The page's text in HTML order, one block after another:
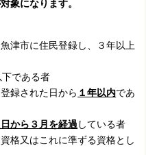
象になります。
津市に住民登録し、３年以上
である者
録された日から １年以内であ
から３月を経過 している者
又はこれに準ずる資格とし